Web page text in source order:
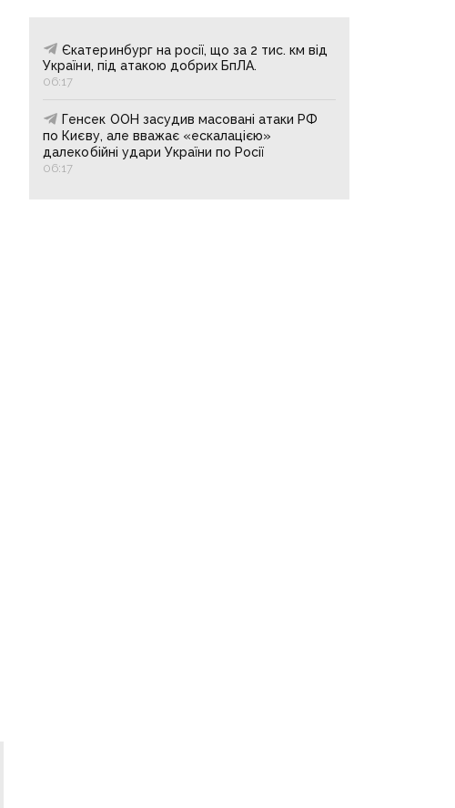
Єкатеринбург на росії, що за 2 тис. км від
України, під атакою добрих БпЛА.
06:17
Генсек ООН засудив масовані атаки РФ
по Києву, але вважає «ескалацією»
далекобійні удари України по Росії
06:17